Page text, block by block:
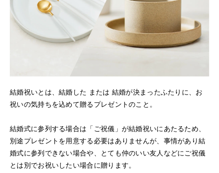
結婚祝いとは、結婚した または 結婚が決まったふたりに、お
祝いの気持ちを込めて贈るプレゼントのこと。
結婚式に参列する場合は「ご祝儀」が結婚祝いにあたるため、
別途プレゼントを用意する必要はありませんが、事情があり結
婚式に参列できない場合や、とても仲のいい友人などにご祝儀
とは別でお祝いしたい場合に贈ります。